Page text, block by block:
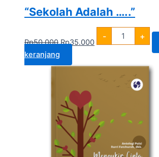
“Sekolah Adalah …..”
Rp50.000 Rp35.000
- +
keranjang